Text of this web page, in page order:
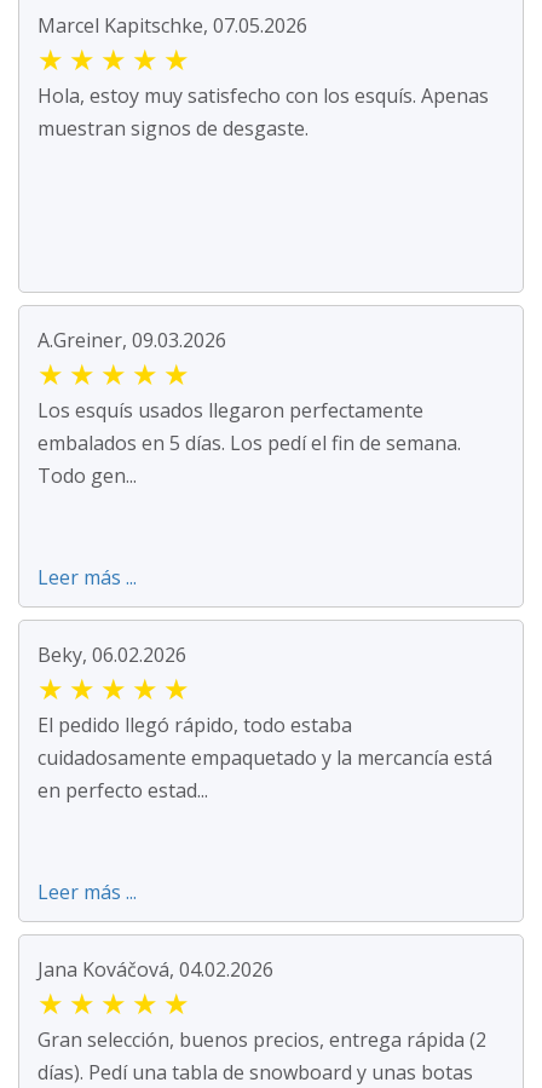
Marcel Kapitschke, 07.05.2026
★ ★ ★ ★ ★
Hola, estoy muy satisfecho con los esquís. Apenas
muestran signos de desgaste.
A.Greiner, 09.03.2026
★ ★ ★ ★ ★
Los esquís usados llegaron perfectamente
embalados en 5 días. Los pedí el fin de semana.
Todo gen...
Leer más ...
Beky, 06.02.2026
★ ★ ★ ★ ★
El pedido llegó rápido, todo estaba
cuidadosamente empaquetado y la mercancía está
en perfecto estad...
Leer más ...
Jana Kováčová, 04.02.2026
★ ★ ★ ★ ★
Gran selección, buenos precios, entrega rápida (2
días). Pedí una tabla de snowboard y unas botas